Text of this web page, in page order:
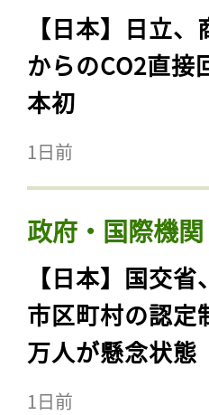
【日本】日立
からのCO2直接
本初
1日前
政府・国際機
【日本】国交
市区町村の認定
万人が懸念状態
1日前